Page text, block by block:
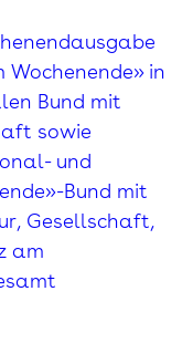
Wochenende» in
Bund mit
sowie
und
Bund mit
Gesellschaft,
am